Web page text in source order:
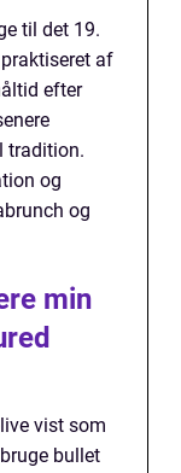
til det 19.
af
efter
tradition.
og
og
min
vist som
bullet